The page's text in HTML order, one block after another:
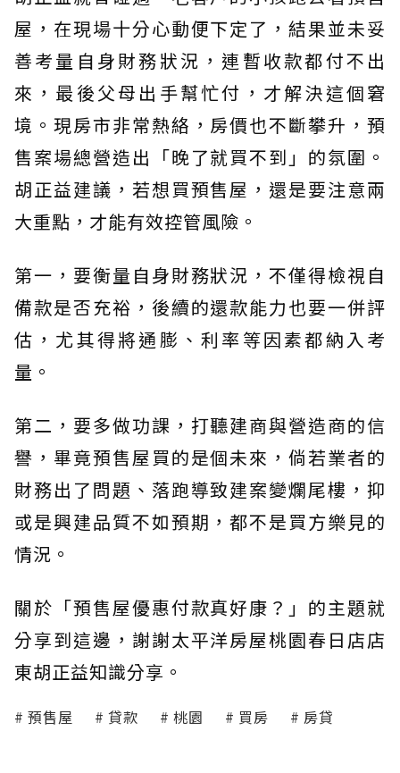
屋，在現場十分心動便下定了，結果並未妥
善考量自身財務狀況，連暫收款都付不出
來，最後父母出手幫忙付，才解決這個窘
境。現房市非常熱絡，房價也不斷攀升，預
售案場總營造出「晚了就買不到」的氛圍。
胡正益建議，若想買預售屋，還是要注意兩
大重點，才能有效控管風險。
第一，要衡量自身財務狀況，不僅得檢視自
備款是否充裕，後續的還款能力也要一併評
估，尤其得將通膨、利率等因素都納入考
量。
第二，要多做功課，打聽建商與營造商的信
譽，畢竟預售屋買的是個未來，倘若業者的
財務出了問題、落跑導致建案變爛尾樓，抑
或是興建品質不如預期，都不是買方樂見的
情況。
關於「預售屋優惠付款真好康？」的主題就
分享到這邊，謝謝太平洋房屋桃園春日店店
東胡正益知識分享。
預售屋 貸款 桃園 買房 房貸